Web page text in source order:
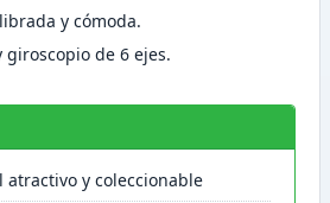
y cómoda.
de 6 ejes.
atractivo y coleccionable